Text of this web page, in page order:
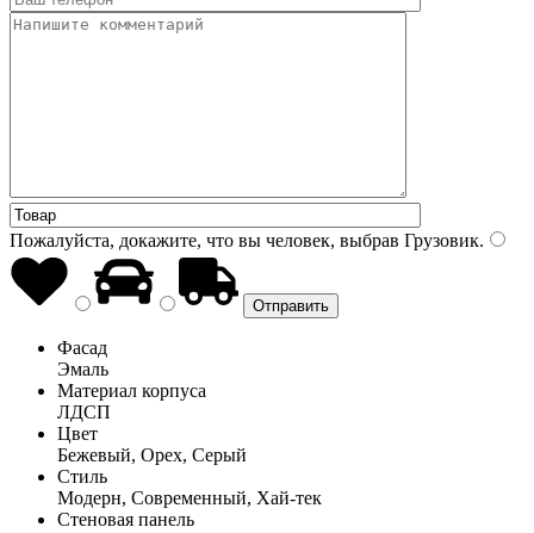
Пожалуйста, докажите, что вы человек, выбрав Грузовик.
Фасад
Эмаль
Материал корпуса
ЛДСП
Цвет
Бежевый, Орех, Серый
Стиль
Модерн, Современный, Хай-тек
Стеновая панель